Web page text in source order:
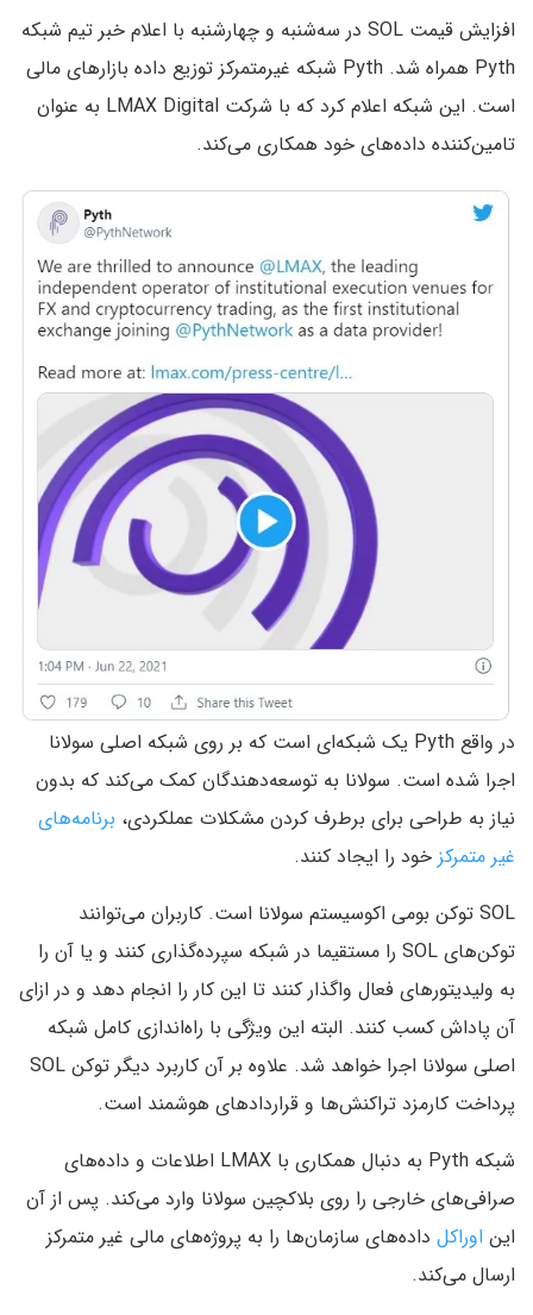
افزایش قیمت SOL در سه‌شنبه و چهارشنبه با اعلام خبر تیم شبکه
Pyth همراه شد. Pyth شبکه غیرمتمرکز توزیع داده بازارهای مالی
است. این شبکه اعلام کرد که با شرکت LMAX Digital به عنوان
تامین‌کننده داده‌های خود همکاری می‌کند.
در واقع Pyth یک شبکه‌ای است که بر روی شبکه اصلی سولانا
اجرا شده است. سولانا به توسعه‌دهندگان کمک می‌کند که بدون
نیاز به طراحی برای برطرف کردن مشکلات عملکردی، برنامه‌های
غیر متمرکز خود را ایجاد کنند.
SOL توکن بومی اکوسیستم سولانا است. کاربران می‌توانند
توکن‌های SOL را مستقیما در شبکه سپرده‌گذاری کنند و یا آن را
به ولیدیتورهای فعال واگذار کنند تا این کار را انجام دهد و در ازای
آن پاداش کسب کنند. البته این ویژگی با راه‌اندازی کامل شبکه
اصلی سولانا اجرا خواهد شد. علاوه بر آن کاربرد دیگر توکن SOL
پرداخت کارمزد تراکنش‌ها و قراردادهای هوشمند است.
شبکه Pyth به دنبال همکاری با LMAX اطلاعات و داده‌های
صرافی‌های خارجی را روی بلاکچین سولانا وارد می‌کند. پس از آن
این اوراکل داده‌های سازمان‌ها را به پروژه‌های مالی غیر متمرکز
ارسال می‌کند.